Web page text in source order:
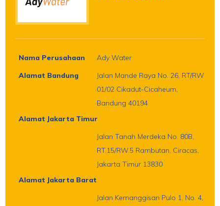
Nama Perusahaan
Ady Water
Alamat Bandung
Jalan Mande Raya No. 26, RT/RW
01/02 Cikadut-Cicaheum,
Bandung 40194
Alamat Jakarta Timur
Jalan Tanah Merdeka No. 80B,
RT.15/RW.5 Rambutan, Ciracas,
Jakarta Timur 13830
Alamat Jakarta Barat
Jalan Kemanggisan Pulo 1, No. 4,